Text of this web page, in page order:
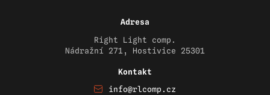
Adresa
Right Light comp.
Nádražní 271, Hostivice 25301
Kontakt
info@rlcomp.cz